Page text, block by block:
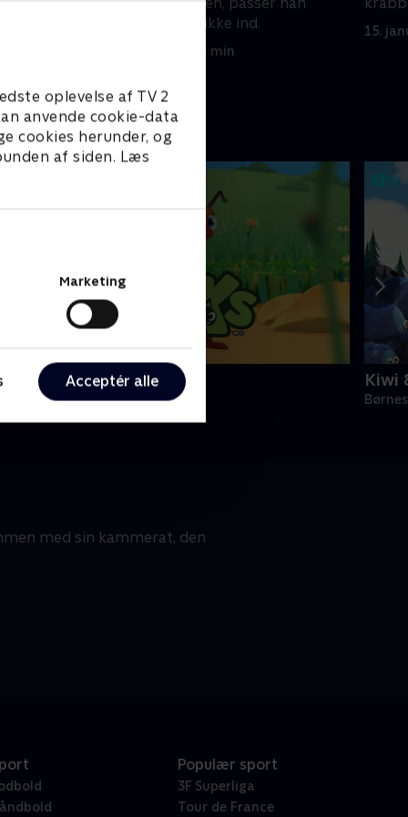
oplevelse af TV 2
anvende cookie-data
cookies herunder, og
af siden. Læs
Marketing
Acceptér alle
bogstaveligt talt ikke ind.
15. januar 2022 • 23 min
15.
• 2 sæsoner
Kiwi
med sin kammerat, den
Populær sport
3F Superliga
Tour de France